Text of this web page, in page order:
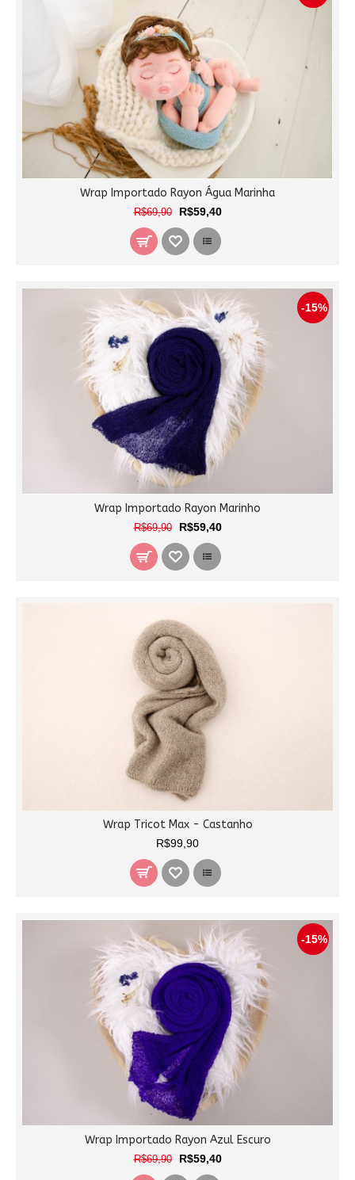
Wrap Importado Rayon Água Marinha
R$69,90 R$59,40
-15%
Wrap Importado Rayon Marinho
R$69,90 R$59,40
Wrap Tricot Max - Castanho
R$99,90
-15%
Wrap Importado Rayon Azul Escuro
R$69,90 R$59,40